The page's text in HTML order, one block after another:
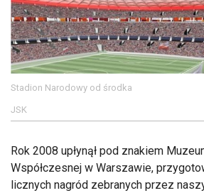
Stadion Narodowy od środka
JSK
Rok 2008 upłynął pod znakiem
Współczesnej w Warszawie,
licznych nagród zebranych przez